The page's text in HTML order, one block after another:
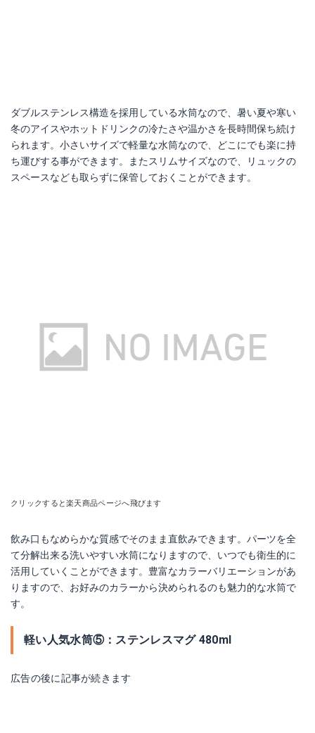
ダブルステンレス構造を採用している水筒なので、暑い夏や寒い
冬のアイスやホットドリンクの冷たさや温かさを長時間保ち続け
られます。小さいサイズで軽量な水筒なので、どこにでも楽に持
ち運びする事ができます。またスリムサイズなので、リュックの
スペースなども取らずに保管しておくことができます。
クリックすると楽天商品ページへ飛びます
飲み口もなめらかな質感でそのまま直飲みできます。パーツを全
て分解出来る洗いやすい水筒になりますので、いつでも衛生的に
活用していくことができます。豊富なカラーバリエーションがあ
りますので、お好みのカラーから決められるのも魅力的な水筒で
す。
軽い人気水筒⑤：ステンレスマグ 480ml
広告の後に記事が続きます